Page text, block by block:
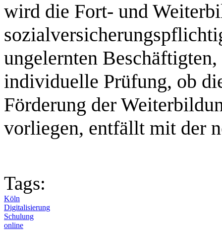
wird die Fort- und
ungelernten
individuelle Prüfung, ob
Förderung der
vorliegen, entfällt mit der
Tags:
Köln
Digitalisierung
Schulung
online